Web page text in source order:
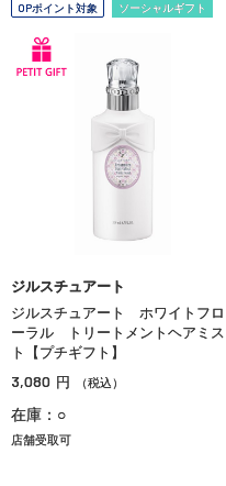
OPポイント対象 ソーシャルギフト
ジルスチュアート
ジルスチュアート ホワイトフロ
ーラル トリートメントヘアミス
ト【プチギフト】
3,080 円 （税込）
在庫：○
店舗受取可